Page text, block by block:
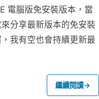
電腦版免安裝版本，當
分享最新版本的免安裝
我有空也會持續更新最
繼續閱讀→